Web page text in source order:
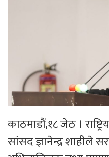
काठमाडौं,१८ जेठ ।
सांसद ज्ञानेन्द्र शाहीले